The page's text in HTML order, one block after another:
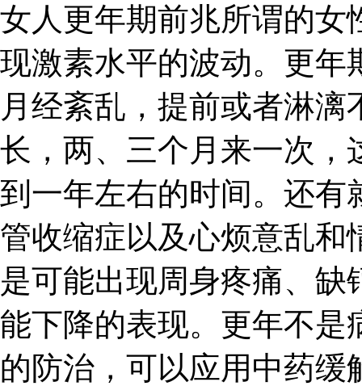
女人更年期前兆所谓的女
现激素水平的波动。更年
月经紊乱，提前或者淋
长，两、三个月来一次，
到一年左右的时间。还有
管收缩症以及心烦意乱和
是可能出现周身疼痛、
能下降的表现。更年不是
的防治，可以应用中药